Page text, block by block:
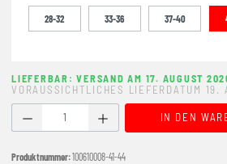
28-32 33-36 37-40
LIEFERBAR: VERSAND AM 17. AUGUST
VORAUSSICHTLICHES LIEFERDATUM 19.
Produkt Anzahl: Gib denIN DEN
Produktnummer:100610008-41-44